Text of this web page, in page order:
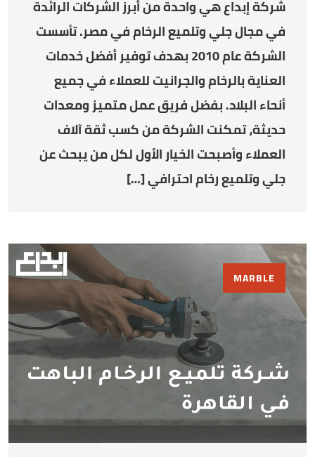
شركة إبداع هي واحدة من أبرز الشركات الرائدة
في مجال جلي وتلميع الرخام في مصر. تأسست
الشركة عام 2010 بهدف توفير أفضل خدمات
العناية بالرخام والجرانيت للعملاء في جميع
أنحاء البلاد. بفضل فريق عمل متميز ومعدات
حديثة، تمكنت الشركة من كسب ثقة آلاف
العملاء وأصبحت الخيار الأول لكل من يبحث عن
جلي وتلميع رخام احترافي […]
MARBLE